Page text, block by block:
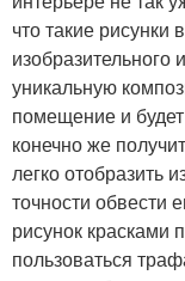
что такие рисунки
изобразительного
уникальную
помещение и
конечно же
легко отобразить
точности обвести
рисунок красками
пользоваться